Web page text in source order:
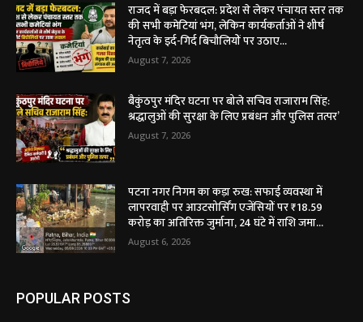
राजद में बड़ा फेरबदल: प्रदेश से लेकर पंचायत स्तर तक
की सभी कमेटियां भंग, लेकिन कार्यकर्ताओं ने शीर्ष
नेतृत्व के इर्द-गिर्द बिचौलियों पर उठाए...
August 7, 2026
बैकुंठपुर मंदिर घटना पर बोले सचिव राजाराम सिंह:
श्रद्धालुओं की सुरक्षा के लिए प्रबंधन और पुलिस तत्पर’
August 7, 2026
पटना नगर निगम का कड़ा रुख: सफाई व्यवस्था में
लापरवाही पर आउटसोर्सिंग एजेंसियों पर ₹18.59
करोड़ का अतिरिक्त जुर्माना, 24 घंटे में राशि जमा...
August 6, 2026
POPULAR POSTS